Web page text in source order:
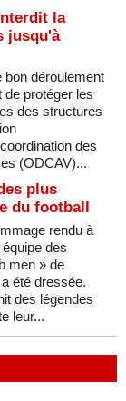
la
jusqu'à
bon déroulement
protéger les
des structures
des
(ODCAV)...
plus
du football
rendu à
des
men » de
été dressée.
des légendes
leur...